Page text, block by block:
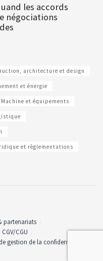
les accords
négociations
architecture et design
et énergie
Machine et équipements
et règlementations
partenariats
CGV/CGU
gestion de la confidentialité